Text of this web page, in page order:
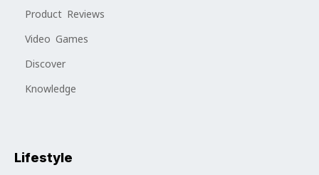
Product Reviews
Video Games
Discover
Knowledge
Lifestyle